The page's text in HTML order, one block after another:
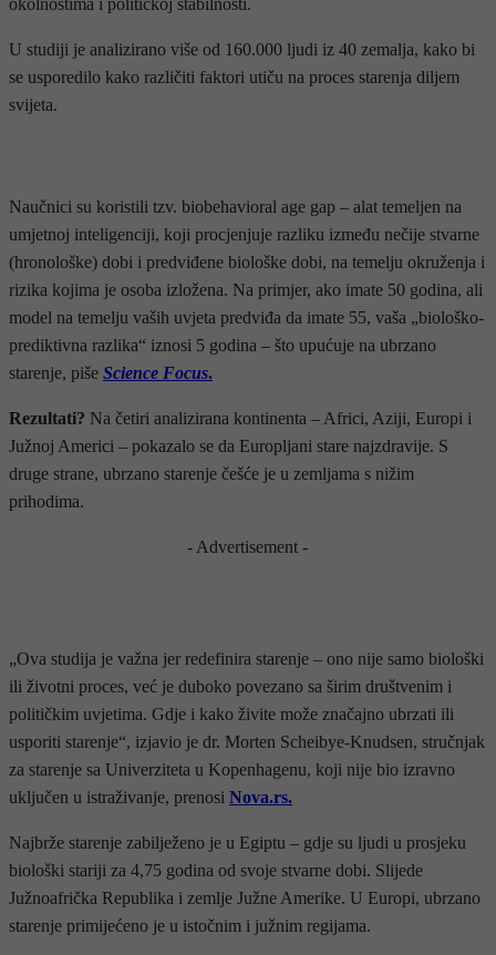
U studiji je analizirano više od 160.000 ljudi iz 40 zemalja, kako bi
se usporedilo kako različiti faktori utiču na proces starenja diljem
svijeta.
Naučnici su koristili tzv. biobehavioral age gap – alat temeljen na
umjetnoj inteligenciji, koji procjenjuje razliku između nečije stvarne
(hronološke) dobi i predviđene biološke dobi, na temelju okruženja i
rizika kojima je osoba izložena. Na primjer, ako imate 50 godina, ali
model na temelju vaših uvjeta predviđa da imate 55, vaša „biološko-
prediktivna razlika“ iznosi 5 godina – što upućuje na ubrzano
starenje, piše Science Focus.
Rezultati? Na četiri analizirana kontinenta – Africi, Aziji, Europi i
Južnoj Americi – pokazalo se da Europljani stare najzdravije. S
druge strane, ubrzano starenje češće je u zemljama s nižim
prihodima.
- Advertisement -
„Ova studija je važna jer redefinira starenje – ono nije samo biološki
ili životni proces, već je duboko povezano sa širim društvenim i
političkim uvjetima. Gdje i kako živite može značajno ubrzati ili
usporiti starenje“, izjavio je dr. Morten Scheibye-Knudsen, stručnjak
za starenje sa Univerziteta u Kopenhagenu, koji nije bio izravno
uključen u istraživanje, prenosi Nova.rs.
Najbrže starenje zabilježeno je u Egiptu – gdje su ljudi u prosjeku
biološki stariji za 4,75 godina od svoje stvarne dobi. Slijede
Južnoafrička Republika i zemlje Južne Amerike. U Europi, ubrzano
starenje primijećeno je u istočnim i južnim regijama.